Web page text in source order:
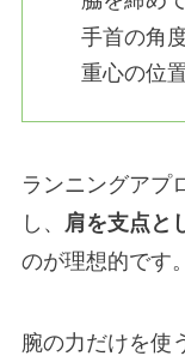
手首の角
重心の位
ランニングアプ
し、
肩を支点と
のが理想的です。
腕の力だけを使